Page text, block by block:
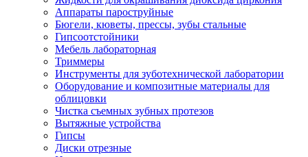
Аппараты пароструйные
Бюгели, кюветы, прессы, зубы стальные
Гипсоотстойники
Мебель лабораторная
Триммеры
Инструменты для зуботехнической лаборатории
Оборудование и композитные материалы для
облицовки
Чистка съемных зубных протезов
Вытяжные устройства
Гипсы
Диски отрезные